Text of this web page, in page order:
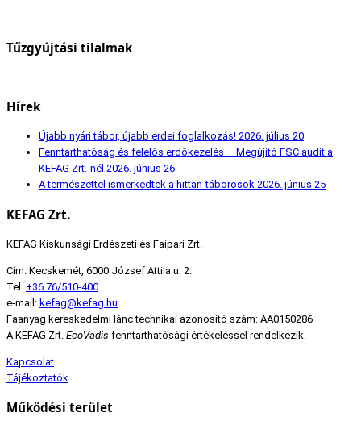
Tűzgyújtási tilalmak
Hírek
Újabb nyári tábor, újabb erdei foglalkozás! 2026. július 20
Fenntarthatóság és felelős erdőkezelés – Megújító FSC audit a
KEFAG Zrt.-nél 2026. június 26
A természettel ismerkedtek a hittan-táborosok 2026. június 25
KEFAG Zrt.
KEFAG Kiskunsági Erdészeti és Faipari Zrt.
Cím: Kecskemét, 6000 József Attila u. 2.
Tel. +36 76/510-400
e-mail: kefag@kefag.hu
Faanyag kereskedelmi lánc technikai azonosító szám: AA0150286
A KEFAG Zrt. EcoVadis fenntarthatósági értékeléssel rendelkezik.
Kapcsolat
Tájékoztatók
Működési terület